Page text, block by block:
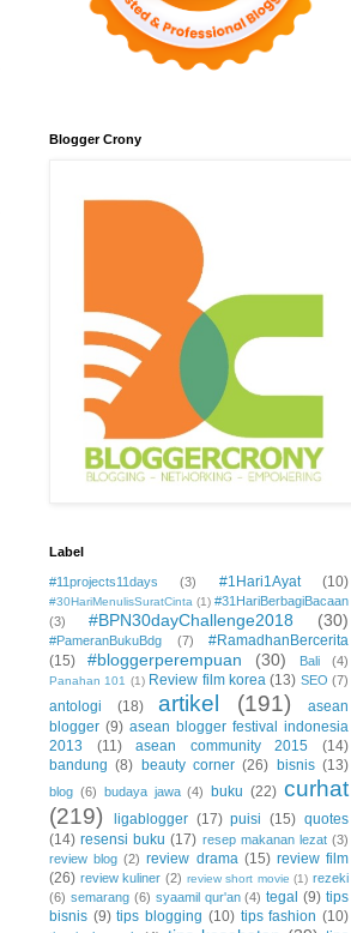
Blogger Crony
Label
#11projects11days (3) #1Hari1Ayat (10)
#30HariMenulisSuratCinta (1) #31HariBerbagiBacaan
(3)
#BPN30dayChallenge2018 (30)
#PameranBukuBdg (7)
#RamadhanBercerita
(15)
#bloggerperempuan (30) Bali (4)
Panahan 101 (1) Review film korea (13) SEO (7)
antologi (18) artikel (191)
asean
blogger (9) asean blogger festival indonesia
2013
(11) asean community 2015
(14)
bandung (8) beauty corner (26) bisnis (13)
blog (6) budaya jawa (4) buku (22) curhat
(219)
ligablogger (17) puisi (15) quotes
(14) resensi buku (17) resep makanan lezat (3)
review blog (2) review drama (15) review film
(26) review kuliner (2) review short movie (1) rezeki
(6) semarang (6) syaamil qur'an (4) tegal (9) tips
bisnis (9) tips blogging (10) tips fashion (10)